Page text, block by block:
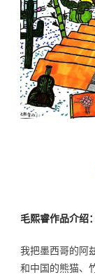
毛熙睿作品介绍：
我把墨西哥的阿
和中国的熊猫、